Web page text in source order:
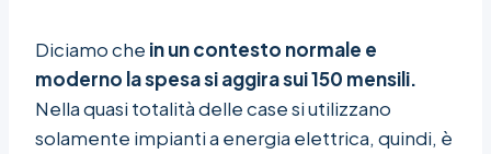
Diciamo che in un contesto normale e
moderno la spesa si aggira sui 150 mensili.
Nella quasi totalità delle case si utilizzano
solamente impianti a energia elettrica, quindi, è